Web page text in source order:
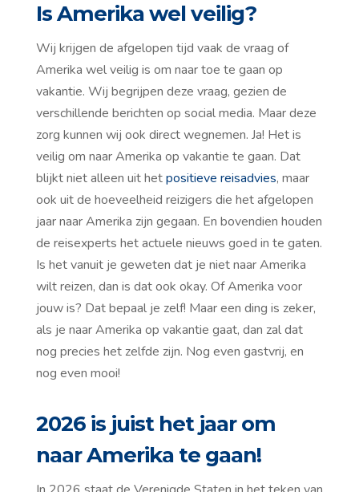
Is Amerika wel veilig?
Wij krijgen de afgelopen tijd vaak de vraag of
Amerika wel veilig is om naar toe te gaan op
vakantie. Wij begrijpen deze vraag, gezien de
verschillende berichten op social media. Maar deze
zorg kunnen wij ook direct wegnemen. Ja! Het is
veilig om naar Amerika op vakantie te gaan. Dat
blijkt niet alleen uit hetpositieve reisadvies, maar
ook uit de hoeveelheid reizigers die het afgelopen
jaar naar Amerika zijn gegaan. En bovendien houden
de reisexperts het actuele nieuws goed in te gaten.
Is het vanuit je geweten dat je niet naar Amerika
wilt reizen, dan is dat ook okay. Of Amerika voor
jouw is? Dat bepaal je zelf! Maar een ding is zeker,
als je naar Amerika op vakantie gaat, dan zal dat
nog precies het zelfde zijn. Nog even gastvrij, en
nog even mooi!
2026 is juist het jaar om
naar Amerika te gaan!